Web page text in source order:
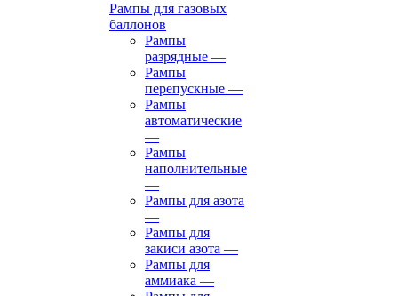
Рампы для газовых
баллонов
Рампы
разрядные —
Рампы
перепускные —
Рампы
автоматические
—
Рампы
наполнительные
—
Рампы для азота
—
Рампы для
закиси азота —
Рампы для
аммиака —